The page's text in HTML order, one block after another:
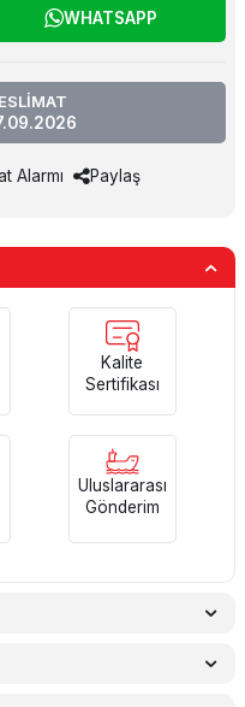
WHATSAPP
Alarmı Paylaş
Kalite
Sertifikası
Uluslararası
Gönderim